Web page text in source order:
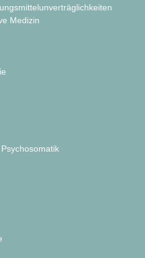
Medizin